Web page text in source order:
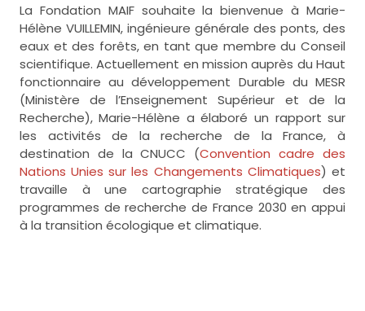
La Fondation MAIF souhaite la bienvenue à Marie-
Hélène VUILLEMIN, ingénieure générale des ponts, des
eaux et des forêts, en tant que membre du Conseil
scientifique. Actuellement en mission auprès du Haut
fonctionnaire au développement Durable du MESR
(Ministère de l’Enseignement Supérieur et de la
Recherche), Marie-Hélène a élaboré un rapport sur
les activités de la recherche de la France, à
destination de la CNUCC (Convention cadre des
Nations Unies sur les Changements Climatiques) et
travaille à une cartographie stratégique des
programmes de recherche de France 2030 en appui
à la transition écologique et climatique.